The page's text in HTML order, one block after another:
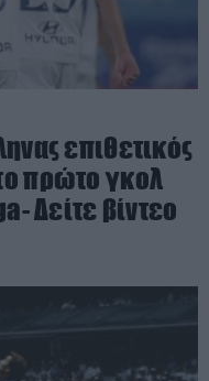
επιθετικός
πρώτο γκολ
Δείτε βίντεο